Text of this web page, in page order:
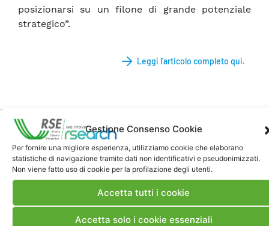
Gestione Consenso Cookie
Per fornire una migliore esperienza, utilizziamo cookie che elaborano
statistiche di navigazione tramite dati non identificativi e pseudonimizzati.
Non viene fatto uso di cookie per la profilazione degli utenti.
Accetta tutti i cookie
Accetta solo i cookie essenziali
posizionarsi su un filone di grande potenziale
strategico”.
Leggi l'articolo completo qui.
Contatti
Note Legali